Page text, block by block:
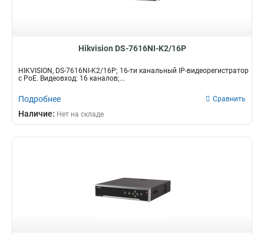
Hikvision DS-7616NI-K2/16P
HIKVISION, DS-7616NI-K2/16P; 16-ти канальный IP-видеорегистратор
с PoE. Видеовход: 16 каналов;...
Подробнее Сравнить
Наличие: Нет на складе